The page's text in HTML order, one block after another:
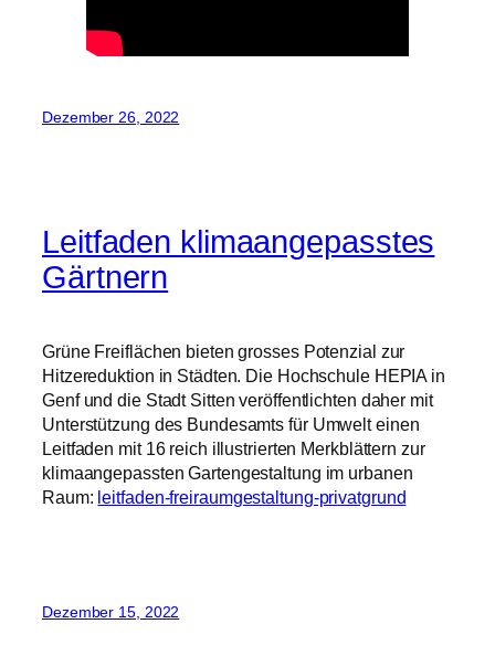
Dezember 26, 2022
Leitfaden klimaangepasstes
Gärtnern
Grüne Freiflächen bieten grosses Potenzial zur
Hitzereduktion in Städten. Die Hochschule HEPIA in
Genf und die Stadt Sitten veröffentlichten daher mit
Unterstützung des Bundesamts für Umwelt einen
Leitfaden mit 16 reich illustrierten Merkblättern zur
klimaangepassten Gartengestaltung im urbanen
Raum: leitfaden-freiraumgestaltung-privatgrund
Dezember 15, 2022